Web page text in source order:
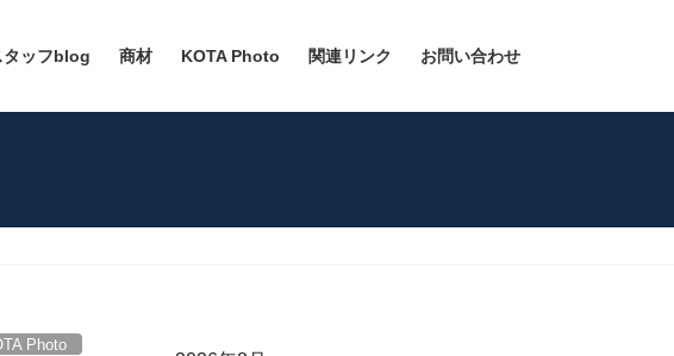
タッフblog 商材 KOTA Photo 関連リンク お問い合わせ
Photo